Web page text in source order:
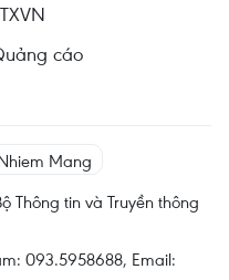
cáo
Thông tin và Truyền thông
093.5958688, Email: